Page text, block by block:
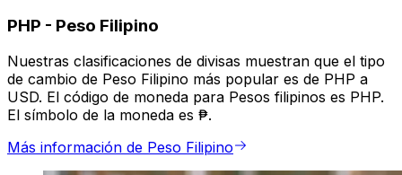
PHP - Peso Filipino
Nuestras clasificaciones de divisas muestran que el tipo
de cambio de Peso Filipino más popular es de PHP a
USD. El código de moneda para Pesos filipinos es PHP.
El símbolo de la moneda es ₱.
Más información de Peso Filipino